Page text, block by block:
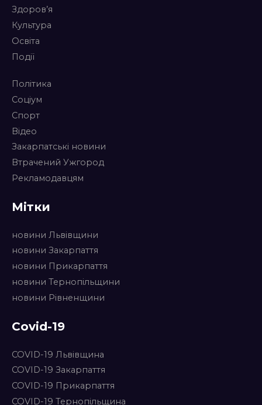
Здоров’я
Культура
Освіта
Події
Політика
Соціум
Спорт
Відео
Закарпатські новини
Втрачений Ужгород
Рекламодавцям
Мітки
новини Львівщини
новини Закарпаття
новини Прикарпаття
новини Тернопільщини
новини Рівненщини
Covid-19
COVID-19 Львівщина
COVID-19 Закарпаття
COVID-19 Прикарпаття
COVID-19 Тернопільщина